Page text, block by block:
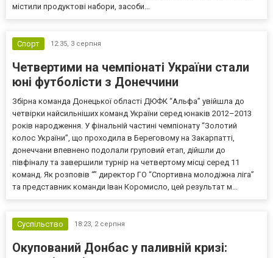
містили продуктові набори, засоби...
Спорт 12:35, 3 серпня
Четвертими на чемпіонаті України стали
юні футболісти з Донеччини
Збірна команда Донецької області ДЮФК “Альфа” увійшла до
четвірки найсильніших команд України серед юнаків 2012–2013
років народження. У фінальній частині чемпіонату “Золотий
колос України”, що проходила в Береговому на Закарпатті,
донеччани впевнено подолали груповий етап, дійшли до
півфіналу та завершили турнір на четвертому місці серед 11
команд. Як розповів “” директор ГО “Спортивна молодіжна ліга”
та представник команди Іван Коромисло, цей результат м...
Суспільство 18:23, 2 серпня
Окупований Донбас у паливній кризі: